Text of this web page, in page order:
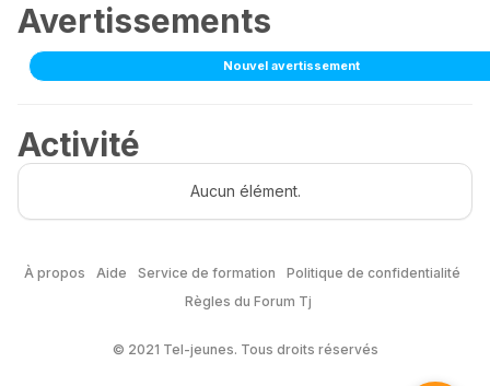
Avertissements
Nouvel avertissement
Activité
Aucun élément.
À propos Aide Service de formation
Politique de confidentialité
Règles du Forum Tj
© 2021 Tel-jeunes. Tous droits réservés